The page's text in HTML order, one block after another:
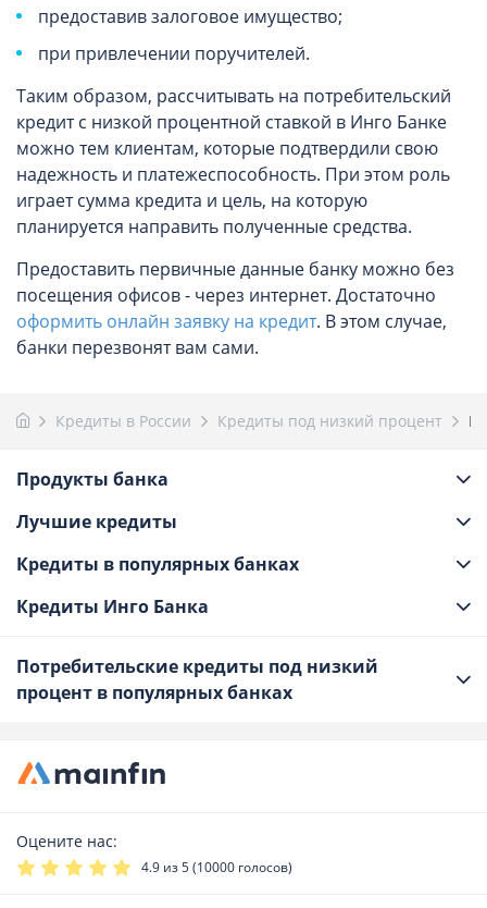
предоставив залоговое имущество;
при привлечении поручителей.
Таким образом, рассчитывать на потребительский
кредит с низкой процентной ставкой в Инго Банке
можно тем клиентам, которые подтвердили свою
надежность и платежеспособность. При этом роль
играет сумма кредита и цель, на которую
планируется направить полученные средства.
Предоставить первичные данные банку можно без
посещения офисов - через интернет. Достаточно
оформить онлайн заявку на кредит. В этом случае,
банки перезвонят вам сами.
Кредиты в России Кредиты под низкий процент
Продукты банка
Лучшие кредиты
Кредиты в популярных банках
Кредиты Инго Банка
Потребительские кредиты под низкий
процент в популярных банках
Оцените нас:
4.9 из 5 (10000 голосов)